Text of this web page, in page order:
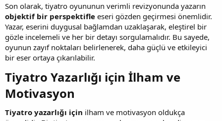
Son olarak, tiyatro oyununun verimli revizyonunda yazarın
objektif bir perspektifle eseri gözden geçirmesi önemlidir.
Yazar, eserini duygusal bağlamdan uzaklaşarak, eleştirel bir
gözle incelemeli ve her bir detayı sorgulamalıdır. Bu sayede,
oyunun zayıf noktaları belirlenerek, daha güçlü ve etkileyici
bir eser ortaya çıkarılabilir.
Tiyatro Yazarlığı için İlham ve
Motivasyon​
Tiyatro yazarlığı için ilham ve motivasyon oldukça